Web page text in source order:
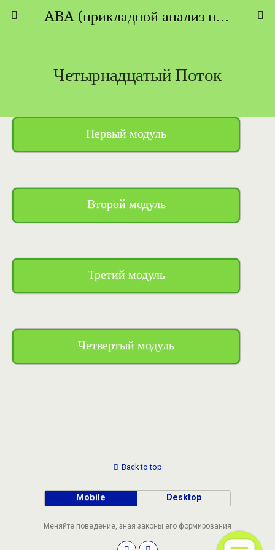
ABA (прикладной анализ поведения) - ТЕОРИЯ И ПРАКТИКА
Четырнадцатый Поток
Первый модуль
Второй модуль
Третий модуль
Четвертый модуль
Back to top
Mobile Desktop
Меняйте поведение, зная законы его формирования